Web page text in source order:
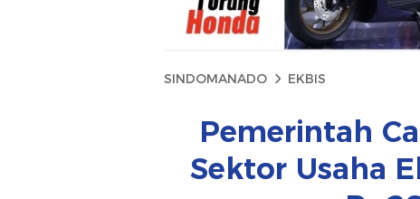
SINDOMANADO EKBIS
Pemerintah
Sektor Usaha